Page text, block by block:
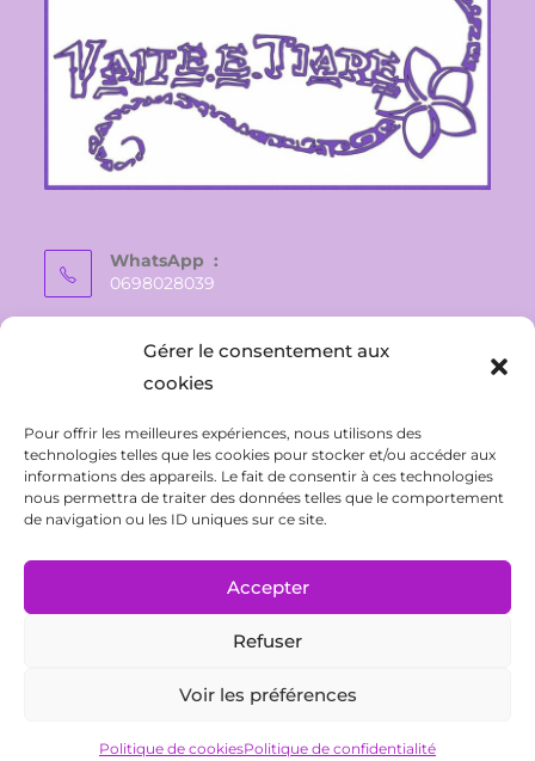
Gérer le consentement aux
cookies
Pour offrir les meilleures expériences, nous utilisons des
technologies telles que les cookies pour stocker et/ou accéder aux
informations des appareils. Le fait de consentir à ces technologies
nous permettra de traiter des données telles que le comportement
de navigation ou les ID uniques sur ce site.
Accepter
Refuser
Voir les préférences
Politique de cookiesPolitique de confidentialité
WhatsApp :
0698028039
vaite.e.tiare@gmail.com
Conditions Générales de Ventes
Mentions légales
Tous droits réservés